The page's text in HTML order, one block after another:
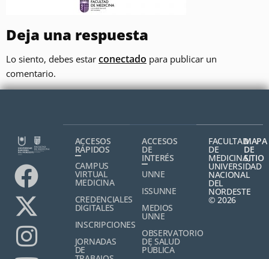
Deja una respuesta
Lo siento, debes estar conectado para publicar un
comentario.
ACCESOS
RÁPIDOS
CAMPUS
VIRTUAL
MEDICINA
CREDENCIALES
DIGITALES
INSCRIPCIONES
JORNADAS
DE
ACCESOS
DE
INTERÉS
UNNE
ISSUNNE
MEDIOS
UNNE
OBSERVATORIO
DE SALUD
PÚBLICA
FACULTAD
DE
MEDICINA,
UNIVERSIDAD
NACIONAL
DEL
NORDESTE
© 2026
MAPA
DE
SITIO